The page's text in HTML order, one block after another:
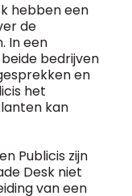
hebben een
de
In een
bedrijven
en
het
kan
Publicis zijn
Desk niet
van een
rond de
combinatie
de zoektermen
die één of